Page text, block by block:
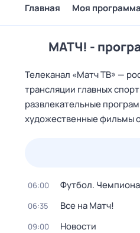
Главная Моя программа
МАТЧ! -
Телеканал «Матч ТВ» —
трансляции главных
развлекательные
художественные фильмы
06:00 Футбол.
06:35 Все на Матч!
09:00 Новости